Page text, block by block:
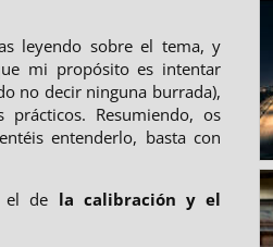
leyendo sobre el tema, y
mi propósito es intentar
no decir ninguna burrada),
Resumiendo, os
entenderlo, basta con
el de la calibración y el